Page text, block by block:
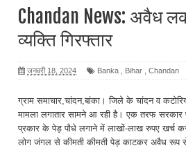
Chandan News: अवैध
व्यक्ति गिरफ्तार
जनवरी 18, 2024 Banka Bihar Chandan
ग्राम समाचार,चांदन,बांका। जिले के चांदन व
मामला लगातार सामने आ रही है। एक तरफ सरकार
प्रकार के पेड़ पौधे लगाने में लाखों-लाख रुपए खर्च
लोग जंगल से कीमती कीमती पेड़ काटकर अवैध रूप